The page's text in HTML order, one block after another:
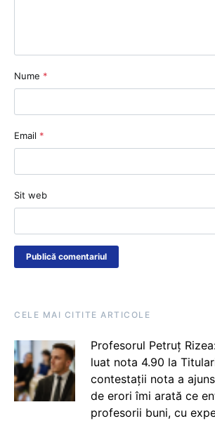
Nume *
Email *
Sit web
CELE MAI CITITE ARTICOLE
Profesorul Petruț
luat nota 4.90 la
contestații nota a
de erori îmi arată ce
profesorii buni, cu